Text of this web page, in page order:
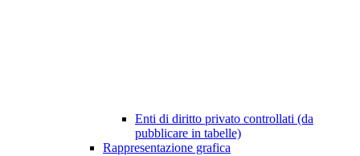
Enti di diritto privato controllati (da
pubblicare in tabelle)
Rappresentazione grafica